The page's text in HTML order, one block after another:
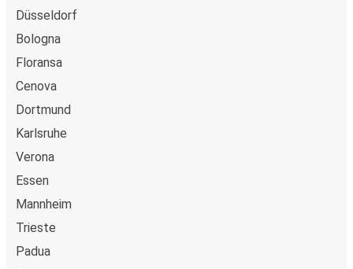
Düsseldorf
Bologna
Floransa
Cenova
Dortmund
Karlsruhe
Verona
Essen
Mannheim
Trieste
Padua